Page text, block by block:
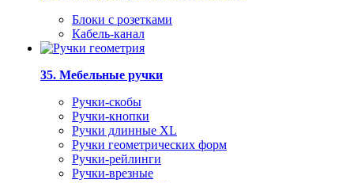
Блоки с розетками
Кабель-канал
35. Мебельные ручки
Ручки-скобы
Ручки-кнопки
Ручки длинные XL
Ручки геометрических форм
Ручки-рейлинги
Ручки-врезные